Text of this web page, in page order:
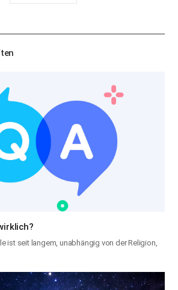
기
ist seit langem, unabhängig von der Religion,